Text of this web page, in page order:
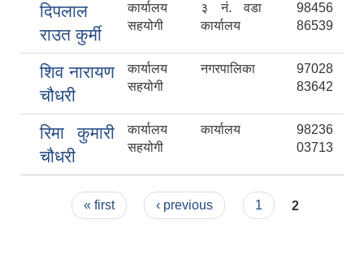
दिपलाल
राउत कुर्मी
कार्यालय
सहयोगी
३ नं. वडा
कार्यालय
98456
86539
शिव नारायण
चौधरी
कार्यालय
सहयोगी
नगरपालिका
97028
83642
रिमा कुमारी
चौधरी
कार्यालय
सहयोगी
कार्यालय
98236
03713
Pages« first ‹ previous 1 2